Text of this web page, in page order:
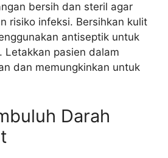
bersih dan steril agar
risiko infeksi. Bersihkan kulit
antiseptik untuk
Letakkan pasien dalam
dan memungkinkan untuk
Darah